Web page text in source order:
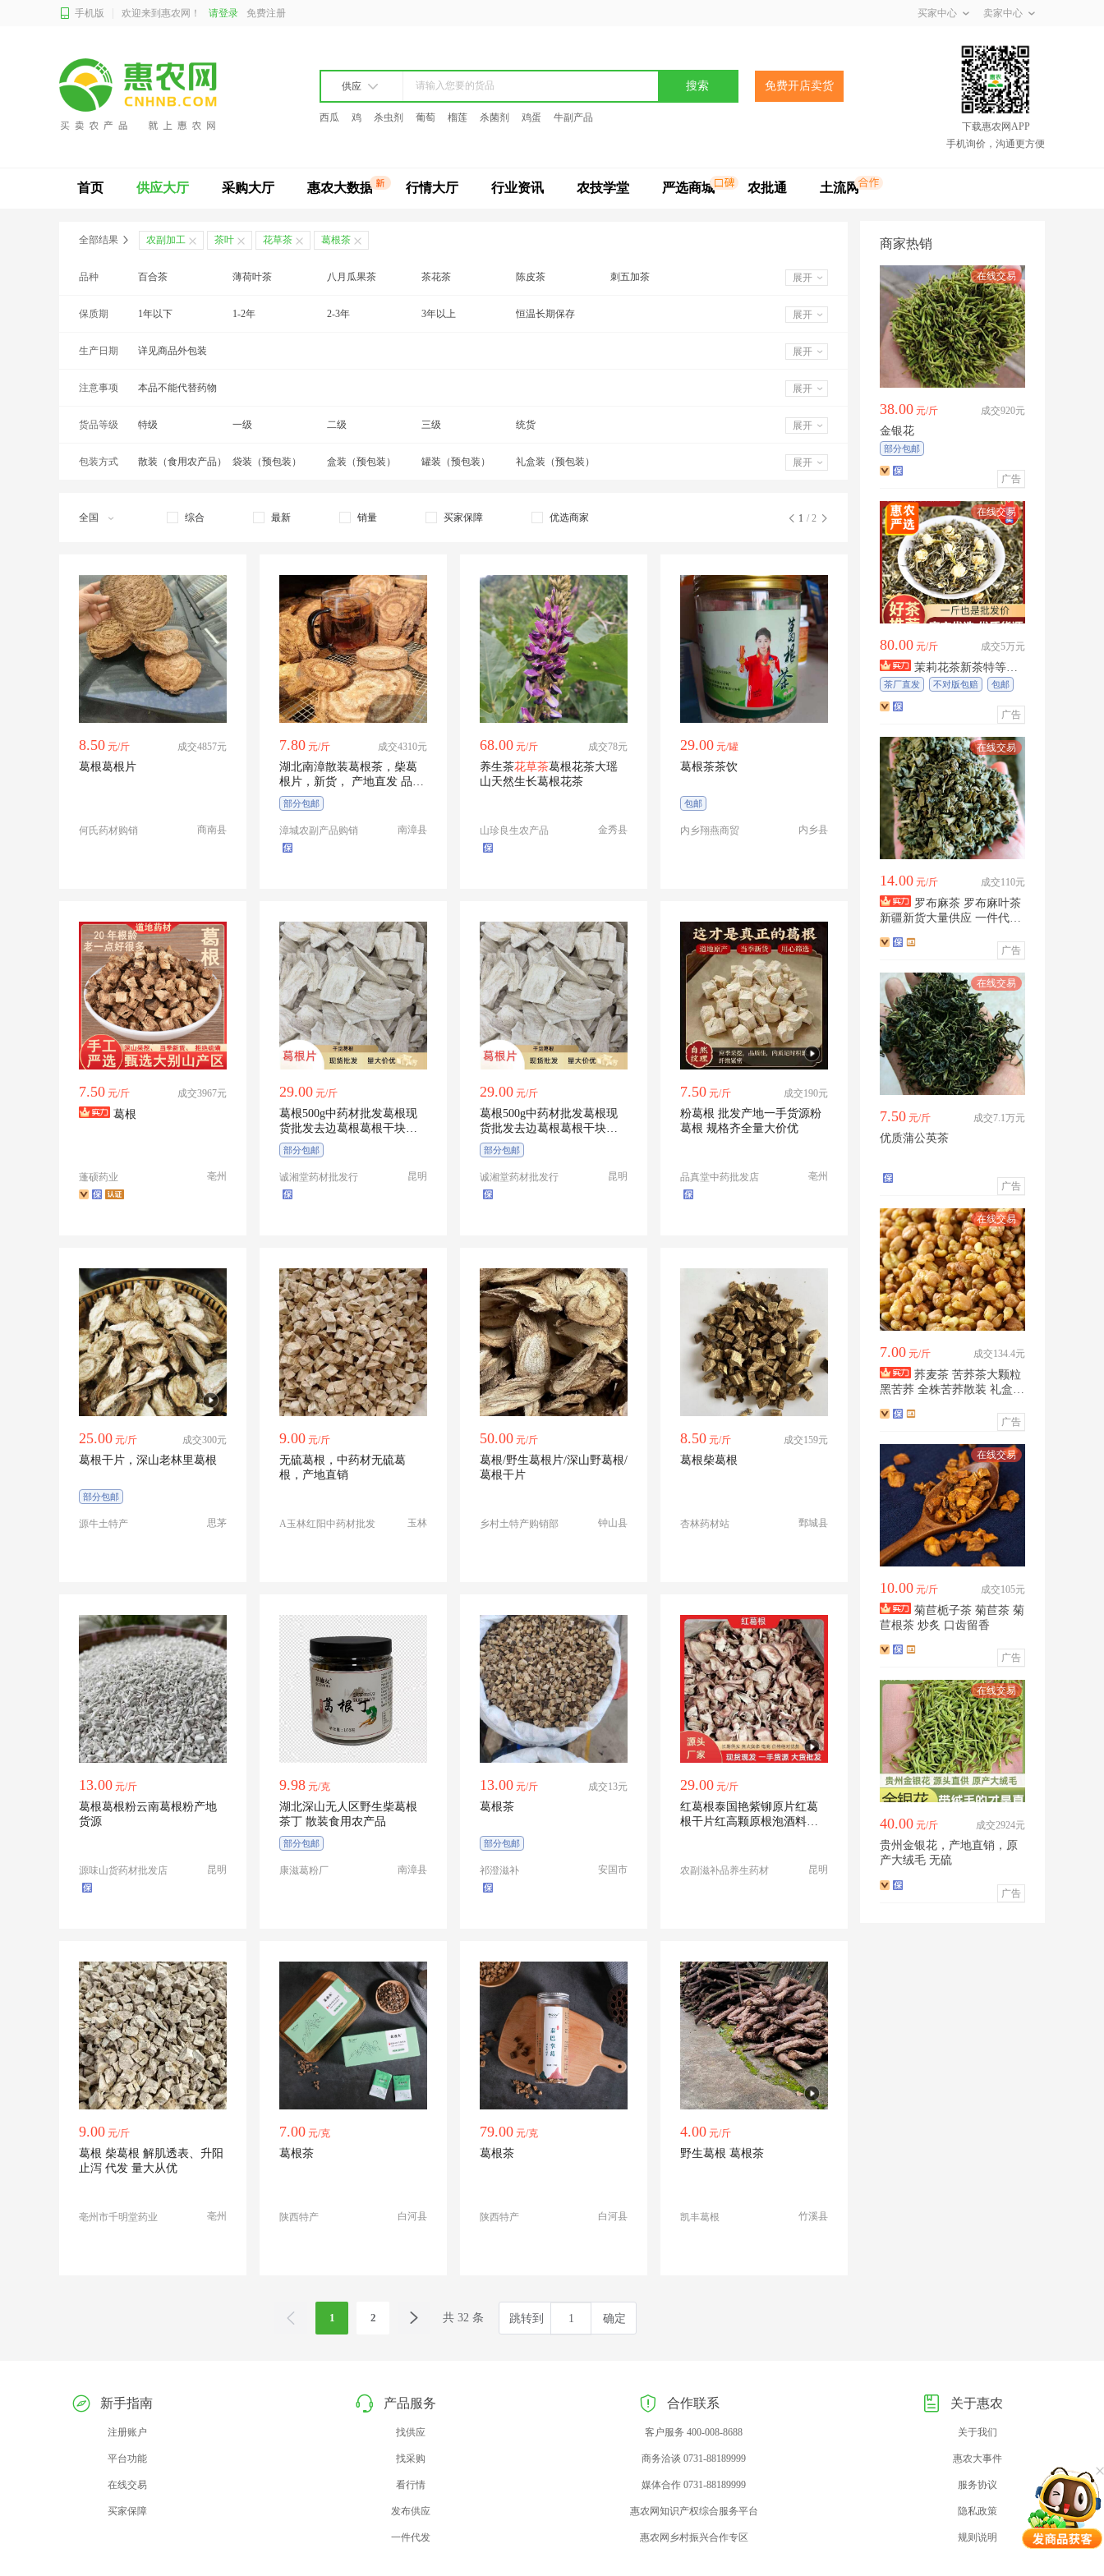
手机版 欢迎来到惠农网！ 请登录 免费注册 买家中心 卖家中心
供应 搜索 免费开店卖货
西瓜 鸡 杀虫剂 葡萄 榴莲 杀菌剂 鸡蛋
牛副产品
下载惠农网APP
手机询价，沟通更方便
首页 供应大厅 采购大厅 惠农大数据 行情大厅 行业资讯 农技学堂 严选商城 农批通 土流网
全部结果 农副加工 茶叶 花草茶 葛根茶
品种 百合茶 薄荷叶茶 八月瓜果茶 茶花茶 陈皮茶 刺五加茶
沉香花茶 蝶豆花茶 大麦茶 丁香茶 葛根茶
干菊花
荷叶茶
金银花 椒子茶 苦丁茶 苦瓜茶 罗布麻茶
莲花茶 罗汉果花茶 芦荟皮茶 绿萝花茶 洛神花茶
秋葵花茶 青钱柳叶 人参花茶 三宝扎 三皮罐
桑葚茶 桑叶茶 山楂茶 松针茶 石竹茶
酸枣叶 甜叶菊茶 勿忘我花茶 溪黄茶
辛夷花茶 玉兰花茶 玉米须茶 薏仁茶 鱼腥草茶
柚子花茶 鹧鸪茶 栆叶茶
展开
保质期 1年以下 1-2年 2-3年 3年以上 恒温长期保存 展开
生产日期 详见商品外包装 展开
注意事项 本品不能代替药物 展开
货品等级 特级 一级 二级 三级 统货 展开
包装方式 散装（食用农产品） 袋装（预包装） 盒装（预包装） 罐装（预包装） 礼盒装（预包装） 展开
全国 综合 最新 销量 买家保障 优选商家 1 / 2
8.50 元/斤 成交4857元
葛根葛根片
何氏药材购销 商南县
7.80 元/斤 成交4310元
湖北南漳散装葛根茶，柴葛
根片，新货， 产地直发 品质
保障
部分包邮
漳城农副产品购销 南漳县
68.00 元/斤 成交78元
养生茶花草茶葛根花茶大瑶
山天然生长葛根花茶
山珍良生农产品 金秀县
29.00 元/罐
葛根茶茶饮
包邮
内乡翔燕商贸 内乡县
7.50 元/斤 成交3967元
葛根
蓬硕药业 亳州
29.00 元/斤
葛根500g中药材批发葛根现
货批发去边葛根葛根干块葛
根片无边
部分包邮
诚湘堂药材批发行 昆明
29.00 元/斤
葛根500g中药材批发葛根现
货批发去边葛根葛根干块葛
根片无边
部分包邮
诚湘堂药材批发行 昆明
7.50 元/斤 成交190元
粉葛根 批发产地一手货源粉
葛根 规格齐全量大价优
品真堂中药批发店 亳州
25.00 元/斤 成交300元
葛根干片，深山老林里葛根
部分包邮
源牛土特产 思茅
9.00 元/斤
无硫葛根，中药材无硫葛
根，产地直销
A玉林红阳中药材批发 玉林
50.00 元/斤
葛根/野生葛根片/深山野葛根/
葛根干片
乡村土特产购销部 钟山县
8.50 元/斤 成交159元
葛根柴葛根
杏林药材站 鄄城县
13.00 元/斤
葛根葛根粉云南葛根粉产地
货源
源味山货药材批发店 昆明
9.98 元/克
湖北深山无人区野生柴葛根
茶丁 散装食用农产品
部分包邮
康滋葛粉厂 南漳县
13.00 元/斤 成交13元
葛根茶
部分包邮
祁澄滋补 安国市
29.00 元/斤
红葛根泰国艳紫铆原片红葛
根干片红高颗原根泡酒料批
农副滋补品养生药材 昆明
9.00 元/斤
葛根 柴葛根 解肌透表、升阳
止泻 代发 量大从优
亳州市千明堂药业 亳州
7.00 元/克
葛根茶
陕西特产 白河县
79.00 元/克
葛根茶
陕西特产 白河县
4.00 元/斤
野生葛根 葛根茶
凯丰葛根 竹溪县
1 2 共 32 条 跳转到 确定
商家热销
广告
38.00 元/斤 成交920元
金银花
部分包邮
广告
80.00 元/斤 成交5万元
茉莉花茶新茶特等飘
雪七窖浓香型茉莉针王踏雪
茶厂直发 不对版包赔 包邮
广告
14.00 元/斤 成交110元
罗布麻茶 罗布麻叶茶
新疆新货大量供应 一件代发
广告
7.50 元/斤 成交7.1万元
优质蒲公英茶
广告
7.00 元/斤 成交134.4元
荞麦茶 苦荞茶大颗粒
黑苦荞 全株苦荞散装 礼盒装
广告
10.00 元/斤 成交105元
菊苣栀子茶 菊苣茶 菊
苣根茶 炒炙 口齿留香
广告
40.00 元/斤 成交2924元
贵州金银花，产地直销，原
产大绒毛 无硫
新手指南
注册账户
平台功能
在线交易
买家保障
产品服务
找供应
找采购
看行情
发布供应
一件代发
合作联系
客户服务 400-008-8688
商务洽谈 0731-88189999
媒体合作 0731-88189999
惠农网知识产权综合服务平台
惠农网乡村振兴合作专区
关于惠农
关于我们
惠农大事件
服务协议
隐私政策
规则说明